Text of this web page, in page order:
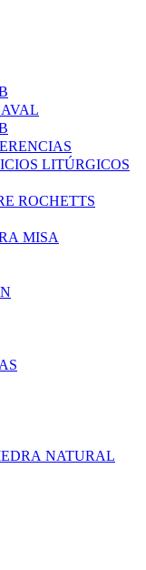
LITÚRGICOS
ROCHETTS
MISA
NATURAL